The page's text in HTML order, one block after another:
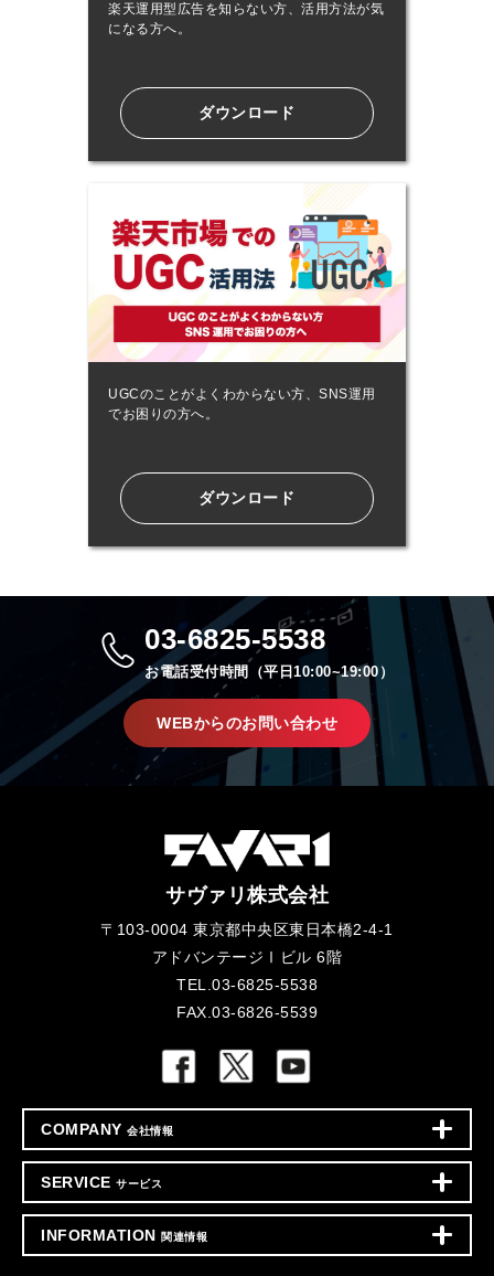
楽天運用型広告を知らない方、活用方法が気
になる方へ。
ダウンロード
UGCのことがよくわからない方、SNS運用
でお困りの方へ。
ダウンロード
03-6825-5538
お電話受付時間（平日10:00~19:00）
WEBからのお問い合わせ
サヴァリ株式会社
〒103-0004 東京都中央区東日本橋2-4-1
アドバンテージⅠビル 6階
TEL.03-6825-5538
FAX.03-6826-5539
COMPANY 会社情報
SERVICE サービス
INFORMATION 関連情報